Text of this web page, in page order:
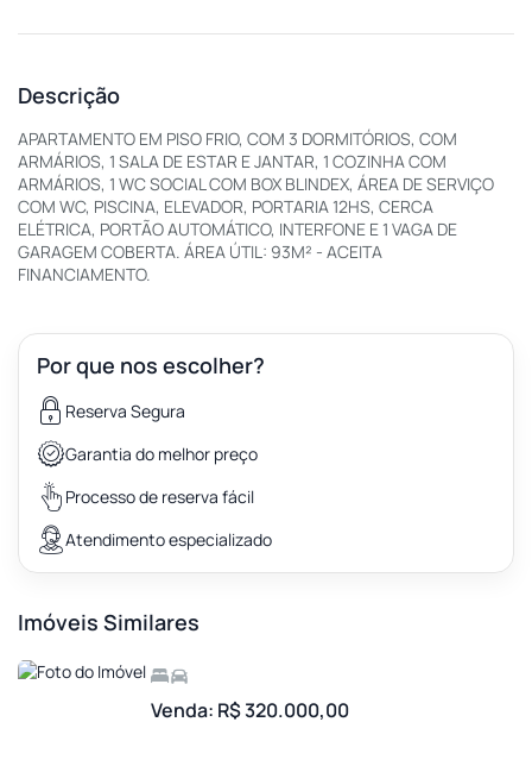
Descrição
APARTAMENTO EM PISO FRIO, COM 3 DORMITÓRIOS, COM
ARMÁRIOS, 1 SALA DE ESTAR E JANTAR, 1 COZINHA COM
ARMÁRIOS, 1 WC SOCIAL COM BOX BLINDEX, ÁREA DE SERVIÇO
COM WC, PISCINA, ELEVADOR, PORTARIA 12HS, CERCA
ELÉTRICA, PORTÃO AUTOMÁTICO, INTERFONE E 1 VAGA DE
GARAGEM COBERTA. ÁREA ÚTIL: 93M² - ACEITA
FINANCIAMENTO.
Por que nos escolher?
Reserva Segura
Garantia do melhor preço
Processo de reserva fácil
Atendimento especializado
Imóveis Similares
Venda: R$ 320.000,00